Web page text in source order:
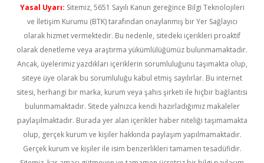
Yasal Uyarı: Sitemiz, 5651 Sayılı Kanun gereğince Bilgi Teknolojileri
ve İletişim Kurumu (BTK) tarafından onaylanmış bir Yer Sağlayıcı
olarak hizmet vermektedir. Bu nedenle, sitedeki içerikleri proaktif
olarak denetleme veya araştırma yükümlülüğümüz bulunmamaktadır.
Ancak, üyelerimiz yazdıkları içeriklerin sorumluluğunu taşımakta olup,
siteye üye olarak bu sorumluluğu kabul etmiş sayılırlar. Bu internet
sitesi, herhangi bir marka, kurum veya şahıs şirketi ile hiçbir bağlantısı
bulunmamaktadır. Sitede yalnızca kendi hazırladığımız makaleler
paylaşılmaktadır. Burada yer alan içerikler haber niteliği taşımamakta
olup, gerçek kurum ve kişiler hakkında paylaşım yapılmamaktadır.
Gerçek kurum ve kişiler ile isim benzerlikleri tamamen tesadüfidir.